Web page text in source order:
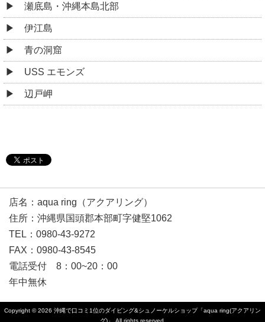
瀬底島・沖縄本島北部
伊江島
青の洞窟
USS エモンズ
辺戸岬
店名：aqua ring（アクアリング）
住所：沖縄県国頭郡本部町字健堅1062
TEL：0980-43-9272
FAX：0980-43-8545
電話受付 8：00~20：00
年中無休
Copyright © 2026 沖縄で口コミ1位のダイビング&シュノーケルショップ「aqua ring(アクアリン
グ)」
All rights reserved.